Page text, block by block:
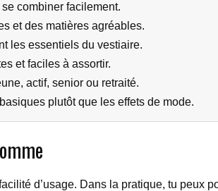
combiner facilement.
et des matières agréables.
les essentiels du vestiaire.
et faciles à assortir.
actif, senior ou retraité.
plutôt que les effets de mode.
d’usage. Dans la pratique, tu